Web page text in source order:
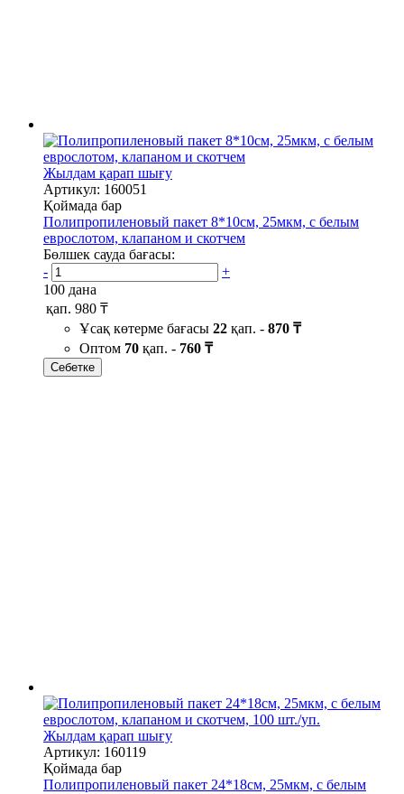
Жылдам қарап шығу
Артикул: 160051
Қоймада бар
Полипропиленовый пакет 8*10см, 25мкм, с белым
еврослотом, клапаном и скотчем
Бөлшек сауда бағасы:
-
+
100 дана
қап. 980 ₸
Ұсақ көтерме бағасы 22 қап. - 870 ₸
Оптом 70 қап. - 760 ₸
Себетке
Жылдам қарап шығу
Артикул: 160119
Қоймада бар
Полипропиленовый пакет 24*18см, 25мкм, с белым